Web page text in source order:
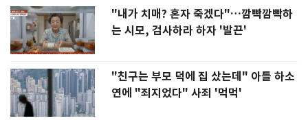
"내가 치매? 혼자 죽겠다"…깜빡깜빡하
는 시모, 검사하라 하자 '발끈'
"친구는 부모 덕에 집 샀는데" 아들 하소
연에 "죄지었다" 사죄 '먹먹'